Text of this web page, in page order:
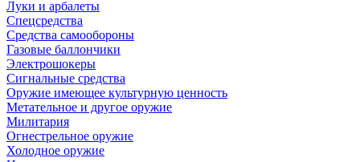
Луки и арбалеты
Спецсредства
Средства самообороны
Газовые баллончики
Электрошокеры
Сигнальные средства
Оружие имеющее культурную ценность
Метательное и другое оружие
Милитария
Огнестрельное оружие
Холодное оружие